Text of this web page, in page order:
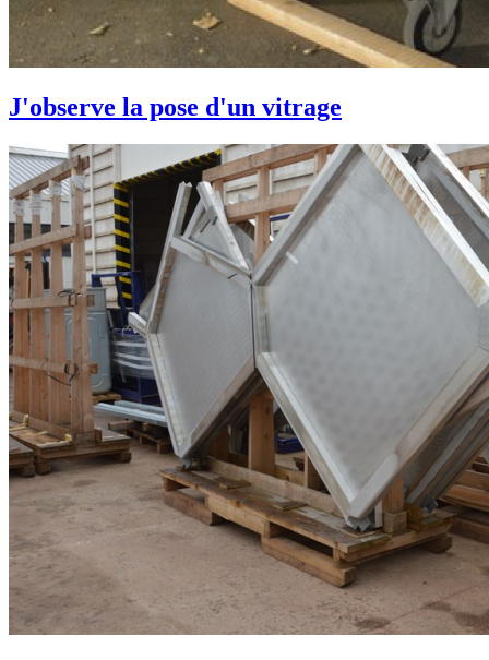
J'observe la pose d'un vitrage